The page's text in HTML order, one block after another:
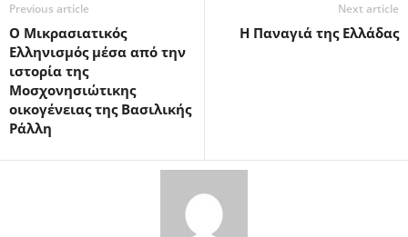
Previous article
Ο Μικρασιατικός
Ελληνισμός μέσα από την
ιστορία της
Μοσχονησιώτικης
οικογένειας της Βασιλικής
Ράλλη
Next article
Η Παναγιά της Ελλάδας